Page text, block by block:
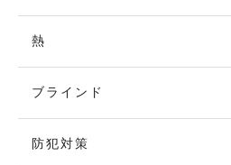
熱
ブラインド
防犯対策